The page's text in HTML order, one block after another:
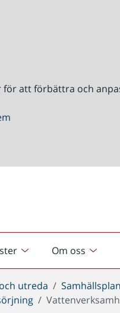
att förbättra och
Om oss
utreda